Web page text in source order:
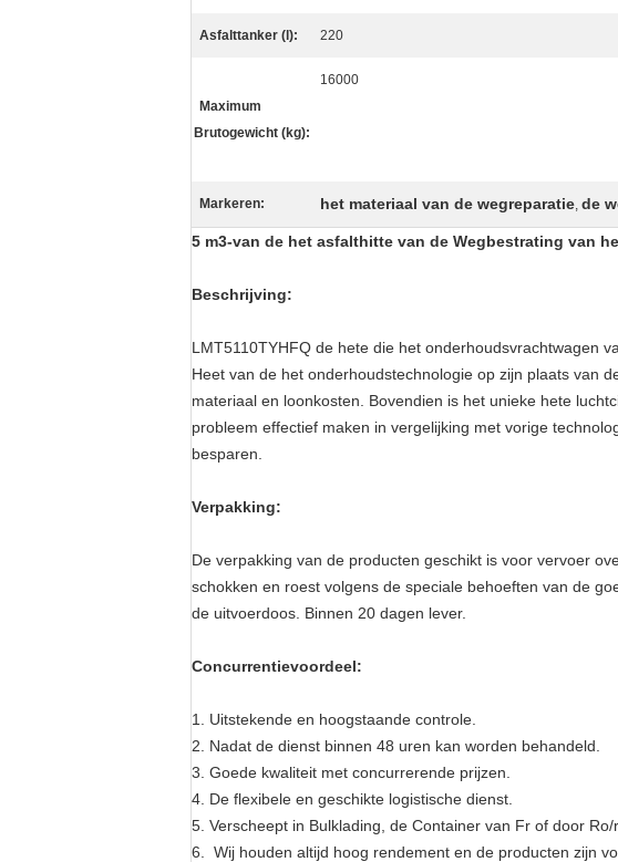
Asfalttanker (l): 220
Maximum
Brutogewicht (kg):
16000
Markeren: het materiaal van de wegreparatie, de
5 m3-van de het asfalthitte van de Wegbestrating van
Beschrijving:
LMT5110TYHFQ de hete die het onderhoudsvrachtwagen
Heet van de het onderhoudstechnologie op zijn plaats van
materiaal en loonkosten. Bovendien is het unieke hete
probleem effectief maken in vergelijking met vorige
besparen.
Verpakking:
De verpakking van de producten geschikt is voor vervoer
schokken en roest volgens de speciale behoeften van de
de uitvoerdoos. Binnen 20 dagen lever.
Concurrentievoordeel:
1. Uitstekende en hoogstaande controle.
2. Nadat de dienst binnen 48 uren kan worden behandeld.
3. Goede kwaliteit met concurrerende prijzen.
4. De flexibele en geschikte logistische dienst.
5. Verscheept in Bulklading, de Container van Fr of door Ro/
6. Wij houden altijd hoog rendement en de producten zijn